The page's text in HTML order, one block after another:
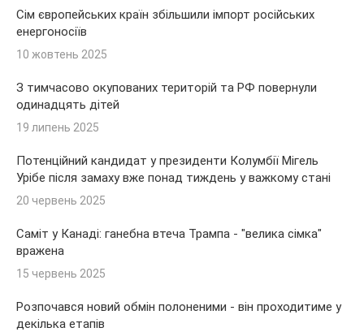
Сім європейських країн збільшили імпорт російських
енергоносіїв
10 жовтень 2025
З тимчасово окупованих територій та РФ повернули
одинадцять дітей
19 липень 2025
Потенційний кандидат у президенти Колумбії Мігель
Урібе після замаху вже понад тиждень у важкому стані
20 червень 2025
Саміт у Канаді: ганебна втеча Трампа - "велика сімка"
вражена
15 червень 2025
Розпочався новий обмін полоненими - він проходитиме у
декілька етапів